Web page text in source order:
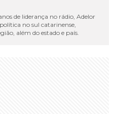
de liderança no rádio, Adelor
no sul catarinense,
além do estado e país.